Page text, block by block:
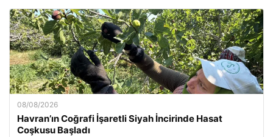
08/08/2026
Havran’ın Coğrafi İşaretli Siyah İncirinde Hasat
Coşkusu Başladı